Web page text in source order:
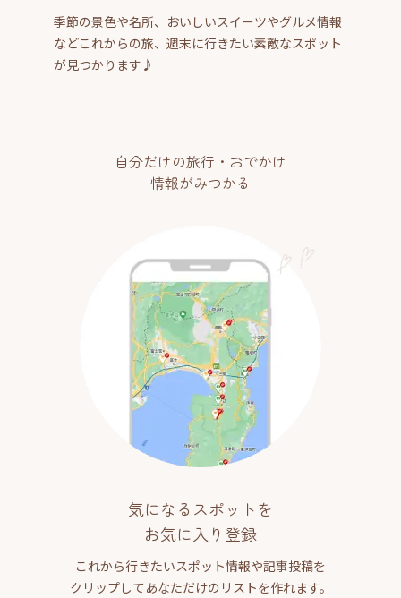
季節の景色や名所、おいしいスイーツやグルメ情報
などこれからの旅、週末に行きたい素敵なスポット
が見つかります♪
自分だけの旅行・おでかけ
情報がみつかる
気になるスポットを
お気に入り登録
これから行きたいスポット情報や記事投稿を
クリップしてあなただけのリストを作れます。